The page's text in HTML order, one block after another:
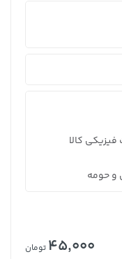
کالا
و حومه
45,000 تومان